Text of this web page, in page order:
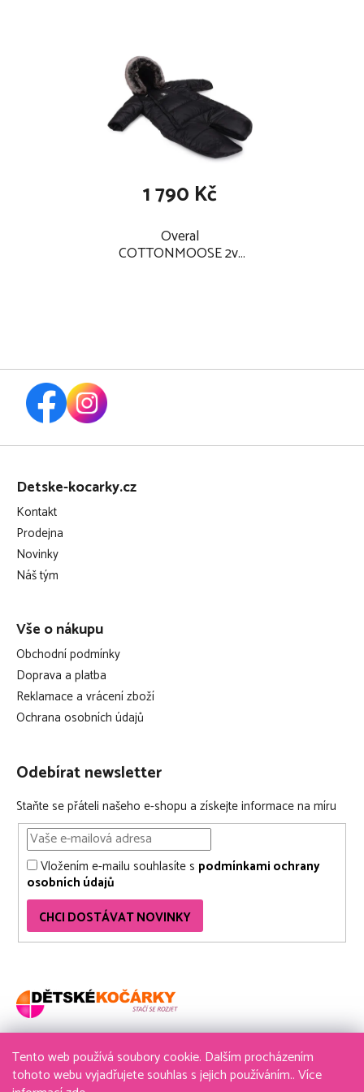
Tento web používá soubory cookie. Dalším procházením
tohoto webu vyjadřujete souhlas s jejich používáním.. Více
unikátní otočný mechanismus usnadňuje i připoutání dítěte
systém boční ochrany SPS chrání dítě v případě bočního
nastavitelná vložka pro novorozence poskytuje pohodlí a
bezpečí dítěti od narození
výšce rostoucího dítěte
5-ti bodové bezpečnostní pásy se pro snazší manipulaci s
bodové pásy autosedačky snadno skryjí do vnitřku
autosedačky
autosedačka je potažena kombinací měkké, prodyšné
udržitelnost životního prostředí z recyklovaných PET lahví
snímatelný potah je možno prát v pračce
Overal
COTTONMOOSE 2v1
1 790 Kč
Z
Detske-kocarky.cz
Kontakt
Prodejna
Novinky
Náš tým
Vše o nákupu
Obchodní podmínky
Doprava a platba
Reklamace a vrácení zboží
Ochrana osobních údajů
Odebírat newsletter
Staňte se přáteli našeho e-shopu a získejte informace na míru
Vložením e-mailu souhlasíte s podmínkami ochrany
osobních údajů
CHCI DOSTÁVAT NOVINKY
736 611 204